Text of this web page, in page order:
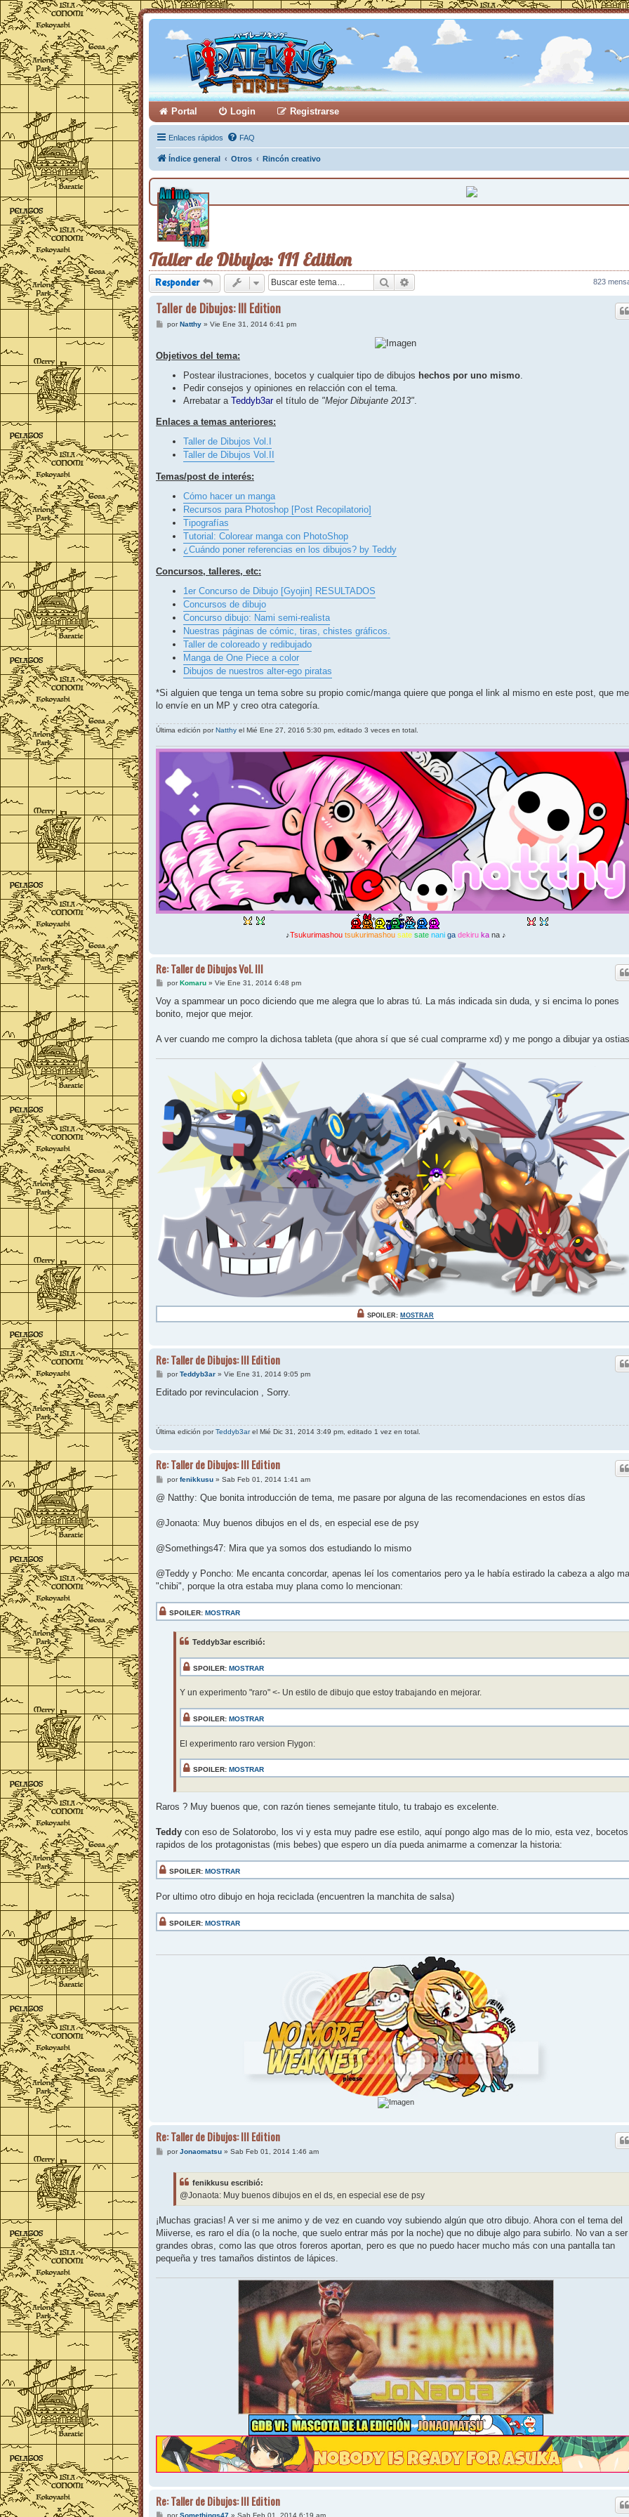
Portal Login Registrarse
Enlaces rápidos FAQ
Índice general Otros Rincón creativo
Taller de Dibujos: III Edition
Responder Buscar 823
Taller de Dibujos: III Edition
M
a
porNatthy» Vie Ene 31, 2014 6:41 pm
Objetivos del tema:
Postear ilustraciones, bocetos y cualquier tipo de dibujos hechos por uno mismo.
Pedir consejos y opiniones en relacción con el tema.
Arrebatar a Teddyb3arel título de "Mejor Dibujante 2013".
Enlaces a temas anteriores:
Taller de Dibujos Vol.I
Taller de Dibujos Vol.II
Temas/post de interés:
Cómo hacer un manga
Recursos para Photoshop [Post Recopilatorio]
Tipografías
Tutorial: Colorear manga con PhotoShop
¿Cuándo poner referencias en los dibujos? by Teddy
Concursos, talleres, etc:
1er Concurso de Dibujo [Gyojin] RESULTADOS
Concursos de dibujo
Concurso dibujo: Nami semi-realista
Nuestras páginas de cómic, tiras, chistes gráficos.
Taller de coloreado y redibujado
Manga de One Piece a color
Dibujos de nuestros alter-ego piratas
*Si alguien que tenga un tema sobre su propio comic/manga quiere que ponga el link al mismo en este post, que me
lo envíe en un MP y creo otra categoría.
Última edición porNatthy el Mié Ene 27, 2016 5:30 pm, editado 3 veces en total.
♪Tsukurimashou tsukurimashou sate sate nani ga dekiru kana ♪
Re: Taller de Dibujos Vol. III
M
n
s
a
por Komaru» Vie Ene 31, 2014 6:48 pm
Voy a spammear un poco diciendo que me alegra que lo abras tú. La más indicada sin duda, y si encima lo pones
bonito, mejor que mejor.
A ver cuando me compro la dichosa tableta (que ahora sí que sé cual comprarme xd) y me pongo a dibujar ya
SPOILER: MOSTRAR
Re: Taller de Dibujos: III Edition
M
n
e
porTeddyb3ar» Vie Ene 31, 2014 9:05 pm
Editado por revinculacion , Sorry.
Última edición porTeddyb3arel Mié Dic 31, 2014 3:49 pm, editado 1 vez en total.
Re: Taller de Dibujos: III Edition
M
n
j
porfenikkusu» Sab Feb 01, 2014 1:41 am
@ Natthy: Que bonita introducción de tema, me pasare por alguna de las recomendaciones en estos días
@Jonaota: Muy buenos dibujos en el ds, en especial ese de psy
@Somethings47: Mira que ya somos dos estudiando lo mismo
@Teddy y Poncho: Me encanta concordar, apenas leí los comentarios pero ya le había estirado la cabeza a algo
"chibi", porque la otra estaba muy plana como lo mencionan:
SPOILER: MOSTRAR
Teddyb3ar escribió:
SPOILER: MOSTRAR
Y un experimento "raro" <- Un estilo de dibujo que estoy trabajando en mejorar.
SPOILER: MOSTRAR
El experimento raro version Flygon:
SPOILER: MOSTRAR
Raros ? Muy buenos que, con razón tienes semejante titulo, tu trabajo es excelente.
Teddy con eso de Solatorobo, los vi y esta muy padre ese estilo, aquí pongo algo mas de lo mio, esta vez, bocetos
rapidos de los protagonistas (mis bebes) que espero un día pueda animarme a comenzar la historia:
SPOILER: MOSTRAR
Por ultimo otro dibujo en hoja reciclada (encuentren la manchita de salsa)
SPOILER: MOSTRAR
Re: Taller de Dibujos: III Edition
MporJonaomatsu» Sab Feb 01, 2014 1:46 am
fenikkusu escribió:
@Jonaota: Muy buenos dibujos en el ds, en especial ese de psy
¡Muchas gracias! A ver si me animo y de vez en cuando voy subiendo algún que otro dibujo. Ahora con el tema del
Miiverse, es raro el día (o la noche, que suelo entrar más por la noche) que no dibuje algo para subirlo. No van a ser
grandes obras, como las que otros foreros aportan, pero es que no puedo hacer mucho más con una pantalla tan
pequeña y tres tamaños distintos de lápices.
Re: Taller de Dibujos: III Edition
M